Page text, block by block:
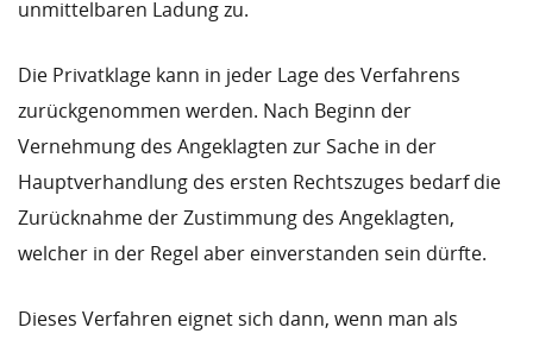
unmittelbaren Ladung zu.
Die Privatklage kann in jeder Lage des Verfahrens
zurückgenommen werden. Nach Beginn der
Vernehmung des Angeklagten zur Sache in der
Hauptverhandlung des ersten Rechtszuges bedarf die
Zurücknahme der Zustimmung des Angeklagten,
welcher in der Regel aber einverstanden sein dürfte.
Dieses Verfahren eignet sich dann, wenn man als